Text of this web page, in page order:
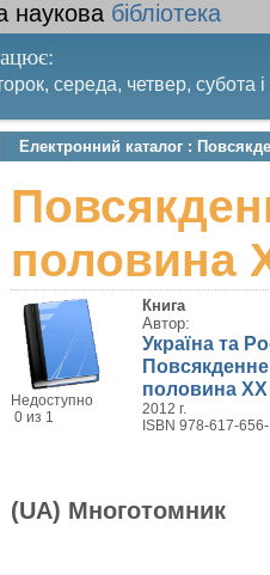
наукова бібліотека
середа, четвер, субота
п’ятниця. Останній четвер
Електронний каталог :
половина
Недоступно
0 из 1
Книга
Автор:
Україна та
половина XX
2012 г.
ISBN 978-617-
(UA) Многотомник